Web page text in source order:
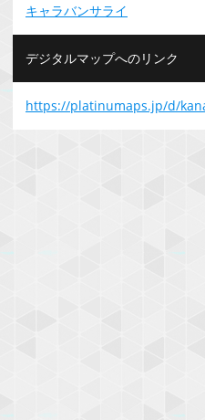
キャラバンサライ
デジタルマップへのリンク
https://platinumaps.jp/d/